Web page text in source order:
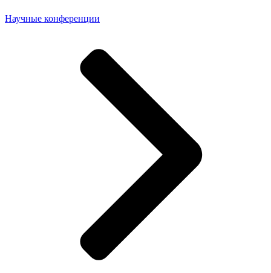
Научные конференции